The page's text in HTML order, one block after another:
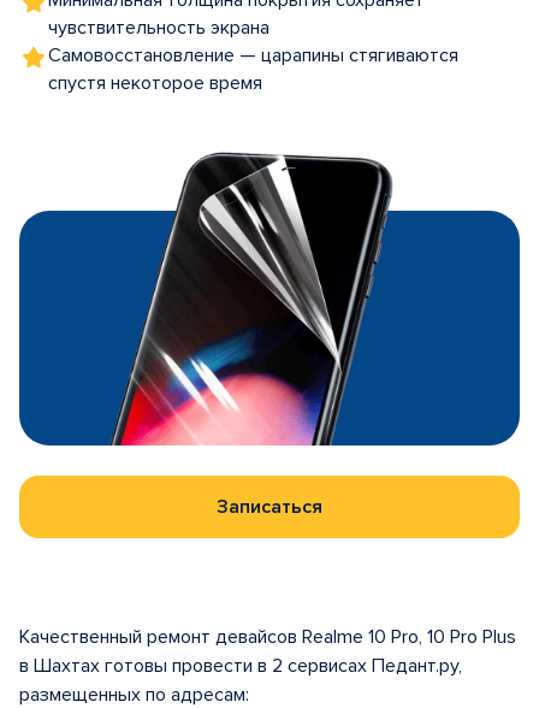
чувствительность экрана
Самовосстановление — царапины стягиваются
спустя некоторое время
Записаться
Качественный ремонт девайсов Realme 10 Pro, 10 Pro Plus
в Шахтах готовы провести в 2 сервисах Педант.ру,
размещенных по адресам: